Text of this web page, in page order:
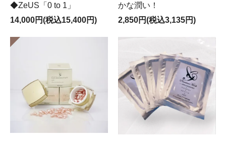
◆ZeUS「0 to 1」
14,000円(税込15,400円)
かな潤い！
2,850円(税込3,135円)